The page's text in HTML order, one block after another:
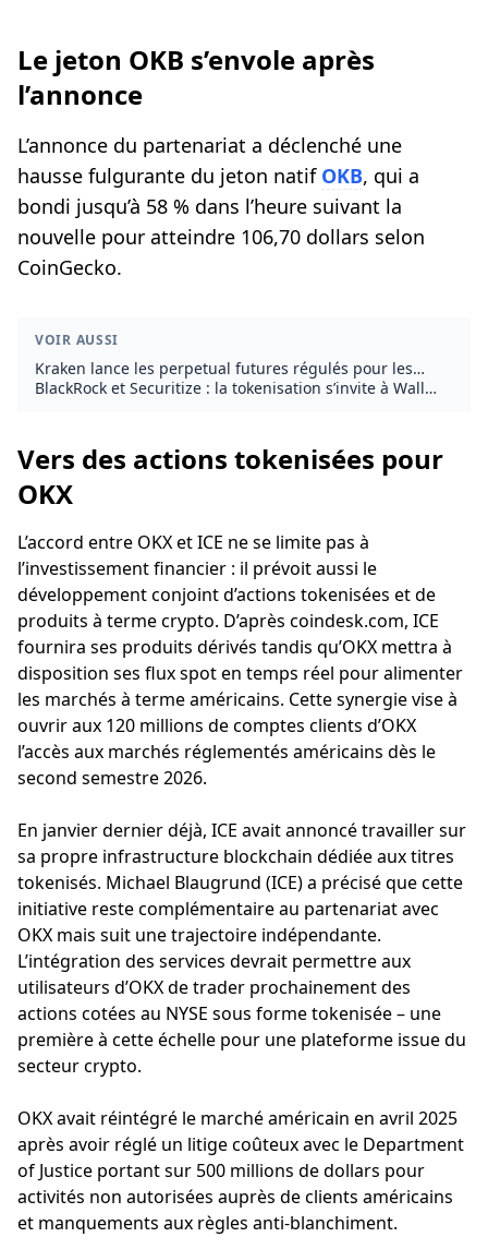
Le jeton OKB s’envole après
l’annonce
L’annonce du partenariat a déclenché une
hausse fulgurante du jeton natif OKB, qui a
bondi jusqu’à 58 % dans l’heure suivant la
nouvelle pour atteindre 106,70 dollars selon
CoinGecko.
VOIR AUSSI
Kraken lance les perpetual futures régulés pour les
traders américains
BlackRock et Securitize : la tokenisation s’invite à Wall
Vers des actions tokenisées pour
OKX
L’accord entre OKX et ICE ne se limite pas à
l’investissement financier : il prévoit aussi le
développement conjoint d’actions tokenisées et de
produits à terme crypto. D’après coindesk.com, ICE
fournira ses produits dérivés tandis qu’OKX mettra à
disposition ses flux spot en temps réel pour alimenter
les marchés à terme américains. Cette synergie vise à
ouvrir aux 120 millions de comptes clients d’OKX
l’accès aux marchés réglementés américains dès le
second semestre 2026.
En janvier dernier déjà, ICE avait annoncé travailler sur
sa propre infrastructure blockchain dédiée aux titres
tokenisés. Michael Blaugrund (ICE) a précisé que cette
initiative reste complémentaire au partenariat avec
OKX mais suit une trajectoire indépendante.
L’intégration des services devrait permettre aux
utilisateurs d’OKX de trader prochainement des
actions cotées au NYSE sous forme tokenisée – une
première à cette échelle pour une plateforme issue du
secteur crypto.
OKX avait réintégré le marché américain en avril 2025
après avoir réglé un litige coûteux avec le Department
of Justice portant sur 500 millions de dollars pour
activités non autorisées auprès de clients américains
et manquements aux règles anti-blanchiment.